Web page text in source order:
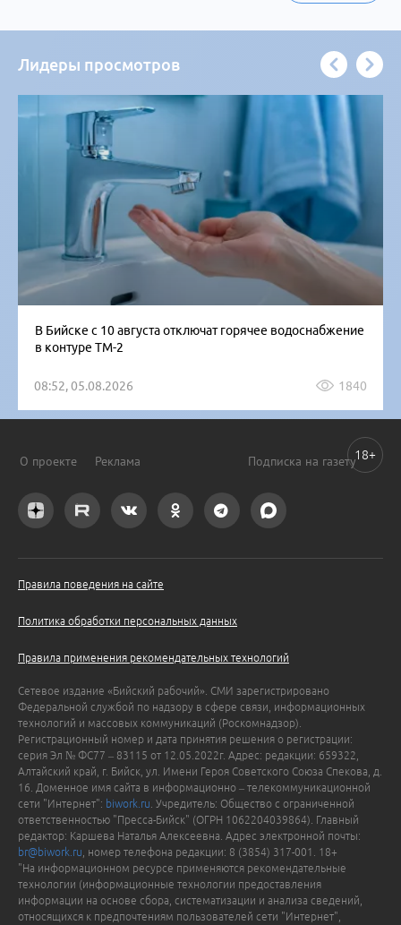
Лидеры просмотров
В Бийске с 10 августа отключат горячее водоснабжение
в контуре ТМ-2
08:52, 05.08.2026 1840
О проекте Реклама Подписка на газету
Правила поведения на сайте
Политика обработки персональных данных
Правила применения рекомендательных технологий
Сетевое издание «Бийский рабочий». СМИ зарегистрировано
Федеральной службой по надзору в сфере связи, информационных
технологий и массовых коммуникаций (Роскомнадзор).
Регистрационный номер и дата принятия решения о регистрации:
серия Эл № ФС77 – 83115 от 12.05.2022г. Адрес: редакции: 659322,
Алтайский край, г. Бийск, ул. Имени Героя Советского Союза Спекова, д.
16. Доменное имя сайта в информационно – телекоммуникационной
сети "Интернет": biwork.ru . Учредитель: Общество с ограниченной
ответственностью "Пресса-Бийск" (ОГРН 1062204039864). Главный
редактор: Каршева Наталья Алексеевна. Адрес электронной почты:
br@biwork.ru , номер телефона редакции: 8 (3854) 317-001. 18+
"На информационном ресурсе применяются рекомендательные
технологии (информационные технологии предоставления
информации на основе сбора, систематизации и анализа сведений,
относящихся к предпочтениям пользователей сети "Интернет",
18+